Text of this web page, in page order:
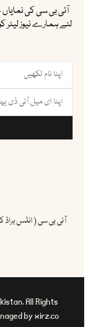
آئی بی سی کی
لئے ہمارے نیوز لیٹر
All Rights
by xirz.co